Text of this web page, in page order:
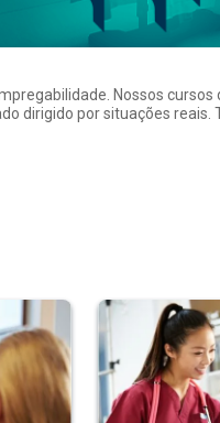
Nossos cursos
dirigido por situações reais.